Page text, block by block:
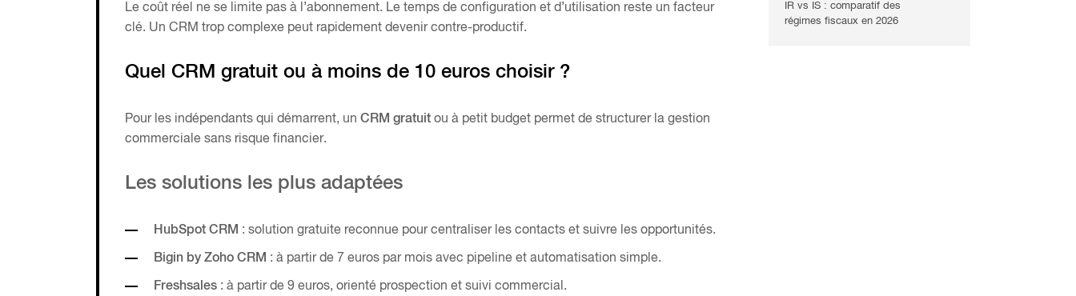
Le coût réel ne se limite pas à l’abonnement. Le temps de configuration et d’utilisation reste un facteur
clé. Un CRM trop complexe peut rapidement devenir contre-productif.
Quel CRM gratuit ou à moins de 10 euros choisir ?
Pour les indépendants qui démarrent, un CRM gratuit ou à petit budget permet de structurer la gestion
commerciale sans risque financier.
Les solutions les plus adaptées
HubSpot CRM : solution gratuite reconnue pour centraliser les contacts et suivre les opportunités.
Bigin by Zoho CRM : à partir de 7 euros par mois avec pipeline et automatisation simple.
Freshsales : à partir de 9 euros, orienté prospection et suivi commercial.
IR vs IS : comparatif des
régimes fiscaux en 2026